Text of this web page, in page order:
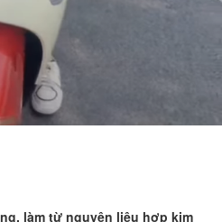
làm từ nguyên liệu hợp kim